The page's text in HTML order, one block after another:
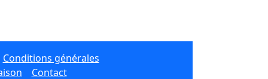
Conditions générales
Contact